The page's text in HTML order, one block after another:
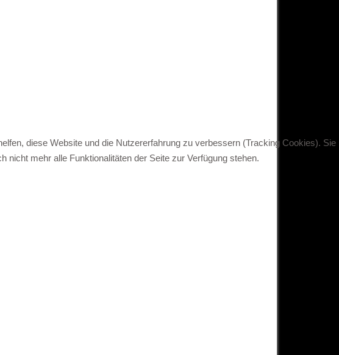
diese Website und die Nutzererfahrung zu verbessern (Tracking Cookies). Sie
mehr alle Funktionalitäten der Seite zur Verfügung stehen.